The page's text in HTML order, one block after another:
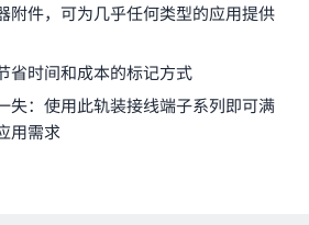
附件，可为几乎任何类型的应用提供
省时间和成本的标记方式
失：使用此轨装接线端子系列即可满
用需求